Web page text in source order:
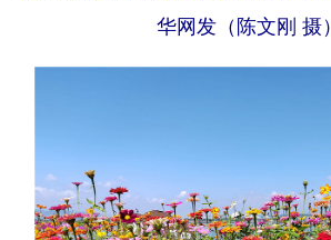
华网发（陈文刚 摄）